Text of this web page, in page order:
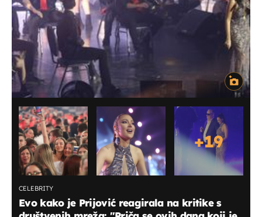
+19
CELEBRITY
Evo kako je Prijović reagirala na kritike s